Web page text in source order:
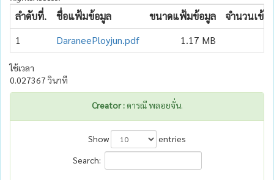
ลำดับที่. ชื่อแฟ้มข้อมูล ขนาดแฟ้มข้อมูล
จำนวนเข้า
1
DaraneePloyjun.pdf 1.17 MB
ใช้เวลา
0.027367 วินาที
Creator :ดารณี พลอยจั่น.
Show
entries
Search: